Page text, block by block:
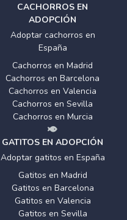
CACHORROS EN
ADOPCIÓN
Adoptar cachorros en
España
Cachorros en Madrid
Cachorros en Barcelona
Cachorros en Valencia
Cachorros en Sevilla
Cachorros en Murcia
GATITOS EN ADOPCIÓN
Adoptar gatitos en España
Gatitos en Madrid
Gatitos en Barcelona
Gatitos en Valencia
Gatitos en Sevilla